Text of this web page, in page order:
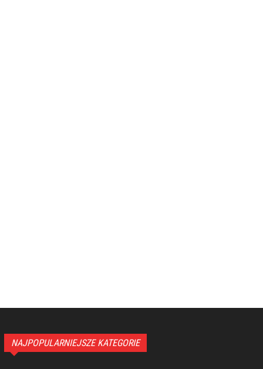
NAJPOPULARNIEJSZE KATEGORIE